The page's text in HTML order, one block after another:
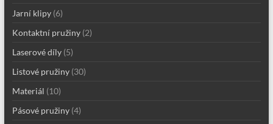
Jarní klipy(6)
Kontaktní pružiny(2)
Laserové díly(5)
Listové pružiny(30)
Materiál (10)
Pásové pružiny(4)